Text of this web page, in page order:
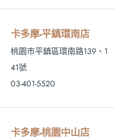
卡多摩-平鎮環南店
桃園市平鎮區環南路139、1
41號
03-401-5520
卡多摩-桃園中山店